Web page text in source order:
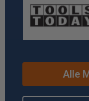
Alle